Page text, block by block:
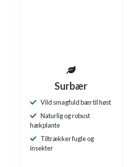
Surbær
Vild smagfuld bær til høst
Naturlig og robust
hækplante
Tiltrækker fugle og
insekter